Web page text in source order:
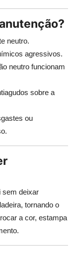
neutro.
agressivos.
neutro funcionam
sobre a
ou
sem deixar
tornando o
a cor, estampa